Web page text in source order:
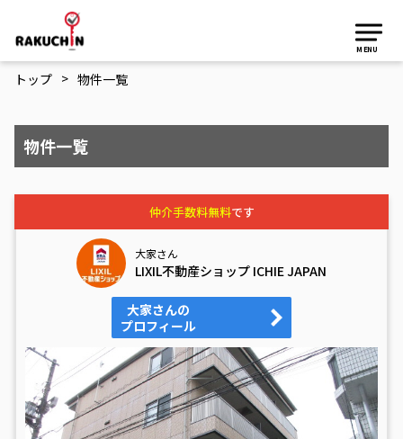
MENU
トップ > 物件一覧
物件一覧
仲介手数料無料です
大家さん
LIXIL不動産ショップ ICHIE JAPAN
大家さんの
プロフィール